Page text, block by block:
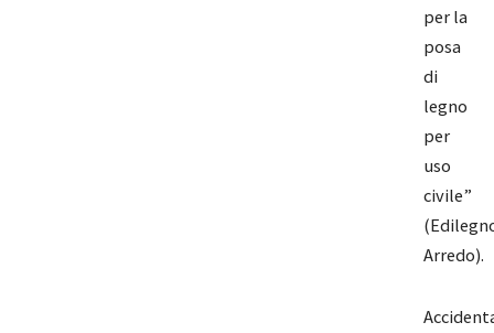
per la
posa
di
legno
per
uso
civile”
Arredo).